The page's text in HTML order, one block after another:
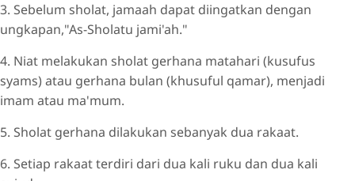
3. Sebelum sholat, jamaah dapat diingatkan dengan
ungkapan,"As-Sholatu jami'ah."
4. Niat melakukan sholat gerhana matahari (kusufus
syams) atau gerhana bulan (khusuful qamar), menjadi
imam atau ma'mum.
5. Sholat gerhana dilakukan sebanyak dua rakaat.
6. Setiap rakaat terdiri dari dua kali ruku dan dua kali